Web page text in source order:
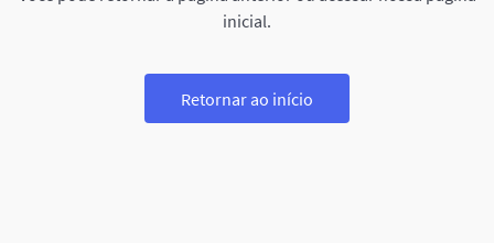
inicial.
Retornar ao início